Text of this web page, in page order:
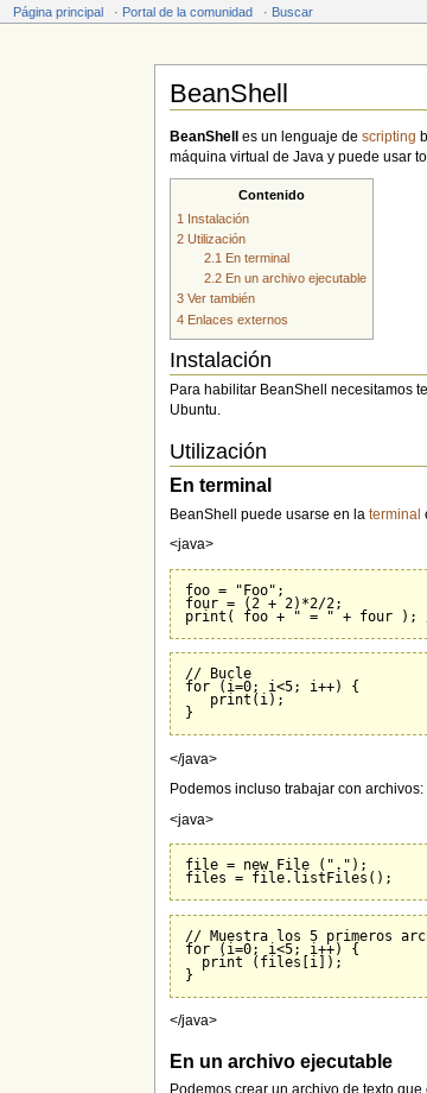
Página principal · Portal de la comunidad · Buscar
BeanShell
BeanShell
es un lenguaje descripting
máquina virtual de Java y puede usar
Contenido
1 Instalación
2 Utilización
2.1
En terminal
2.2 En un archivo ejecutable
3 Ver también
4 Enlaces externos
Instalación
Para habilitar BeanShell necesitamos
Ubuntu.
Utilización
En terminal
BeanShell puede usarse en laterminal
<java>
foo = "Foo";
four = (2 + 2)*2/2;
// Bucle
for (i=0; i<5; i++) {
   print(i);
</java>
Podemos incluso trabajar con archivos:
<java>
file = new File (".");
// Muestra los 5 primeros
for (i=0; i<5; i++) {
  print (files[i]);
</java>
En un archivo ejecutable
Podemos crear un archivo de texto